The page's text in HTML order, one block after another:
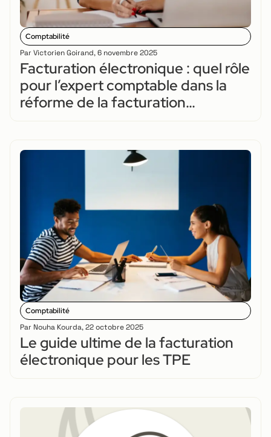
Comptabilité
Par Victorien Goirand,6 novembre 2025
Facturation électronique : quel rôle
pour l’expert comptable dans la
réforme de la facturation
Comptabilité
Par Nouha Kourda,22 octobre 2025
Le guide ultime de la facturation
électronique pour les TPE